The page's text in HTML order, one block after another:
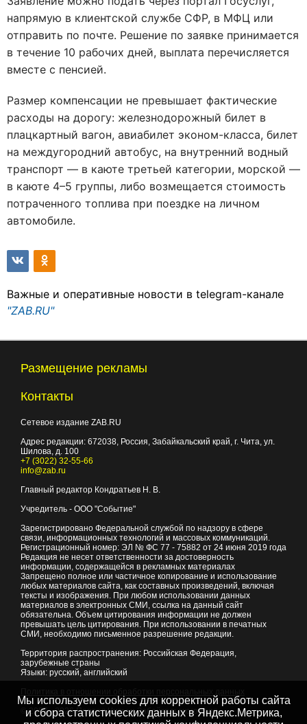
напрямую в клиентской службе СФР, в МФЦ или
отправить по почте. Решение по заявке принимается
в течение 10 рабочих дней, выплата перечисляется
вместе с пенсией.
Размер компенсации не превышает фактические
расходы на дорогу: железнодорожный билет в
плацкартный вагон, авиабилет эконом-класса, билет
на междугородний автобус, на внутренний водный
транспорт — в каюте третьей категории, морской —
в каюте 4–5 группы, либо возмещается стоимость
потраченного топлива при поездке на личном
автомобиле.
Важные и оперативные новости в telegram-канале
"ZAB.RU"
Размещение рекламы
Контакты
Сетевое издание ZAB.RU
Адрес редакции: 672038 , Россия, Забайкальский край, г. Чита ул.
Шилова, д. 100
+7 (3022) 32-55-66
info@zab.ru
Главный редактор Кондратьев Н. В.
Учредитель - ООО "Событие"
Зарегистрировано Федеральной службой по надзору в сфере
связи, информационных технологий и массовых коммуникаций.
Регистрационный номер: ЭЛ № ФС 77 - 75882 от 24 июня 2019 года
Редакция не несет ответственности за достоверность
информации, содержащейся в рекламных материалах
Запрещено полное или частичное копирование и использование
любых материалов сайта, как составных произведений, включая
тексты и изображения. При любом использовании данных
материалов в электронных СМИ, ссылка на данный сайт
обязательна. Объем цитирования информации не должен
превышать цель цитирования. При использовании в печатных
СМИ, необходимо письменное разрешение редакции.
Территория распространения: Российская Федерация,
зарубежные страны
Языки: русский, английский
© 2007 - 2026Портал Читы и Забайкальского края
Мы используем cookies для корректной работы сайта
и сбора статистических данных в Яндекс.Метрика,